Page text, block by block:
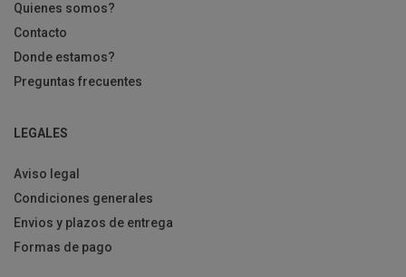
Quienes somos?
Contacto
Donde estamos?
Preguntas frecuentes
LEGALES
Aviso legal
Condiciones generales
Envios y plazos de entrega
Formas de pago